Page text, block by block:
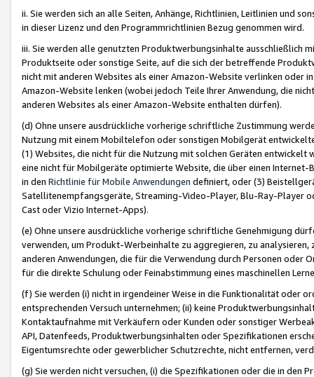
ii. Sie werden sich an alle Seiten, Anhänge, Richtlinien, Leitlinien und
in dieser Lizenz und den Programmrichtlinien Bezug genommen wird.
iii. Sie werden alle genutzten Produktwerbungsinhalte ausschließlich
Produktseite oder sonstige Seite, auf die sich der betreffende
nicht mit anderen Websites als einer Amazon-Website verlinken oder
Amazon-Website lenken (wobei jedoch Teile Ihrer Anwendung, die
anderen Websites als einer Amazon-Website enthalten dürfen).
(d) Ohne unsere ausdrückliche vorherige schriftliche Zustimmung
Nutzung mit einem Mobiltelefon oder sonstigen Mobilgerät
(1) Websites, die nicht für die Nutzung mit solchen Geräten
eine nicht für Mobilgeräte optimierte Website, die über einen
in den Richtlinie für Mobile Anwendungen definiert, oder (3)
Satellitenempfangsgeräte, Streaming-Video-Player, Blu-Ray-Player
Cast oder Vizio Internet-Apps).
(e) Ohne unsere ausdrückliche vorherige schriftliche Genehmigung
verwenden, um Produkt-Werbeinhalte zu aggregieren, zu
anderen Anwendungen, die für die Verwendung durch Personen
für die direkte Schulung oder Feinabstimmung eines maschinellen
(f) Sie werden (i) nicht in irgendeiner Weise in die Funktionalität oder
entsprechenden Versuch unternehmen; (ii) keine
Kontaktaufnahme mit Verkäufern oder Kunden oder sonstiger
API, Datenfeeds, Produktwerbungsinhalten oder Spezifikationen
Eigentumsrechte oder gewerblicher Schutzrechte, nicht entfernen,
(g) Sie werden nicht versuchen, (i) die Spezifikationen oder die in